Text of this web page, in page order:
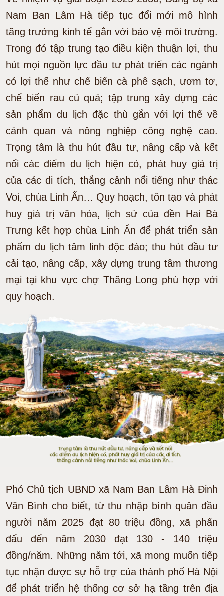
Nam Ban Lâm Hà tiếp tục đổi mới mô hình
tăng trưởng kinh tế gắn với bảo vệ môi trường.
Trong đó tập trung tạo điều kiện thuận lợi, thu
hút mọi nguồn lực đầu tư phát triển các ngành
có lợi thế như chế biến cà phê sạch, ươm tơ,
chế biến rau củ quả; tập trung xây dựng các
sản phẩm du lịch đặc thù gắn với lợi thế về
cảnh quan và nông nghiệp công nghệ cao.
Trọng tâm là thu hút đầu tư, nâng cấp và kết
nối các điểm du lịch hiện có, phát huy giá trị
của các di tích, thắng cảnh nổi tiếng như thác
Voi, chùa Linh Ẩn… Quy hoạch, tôn tạo và phát
huy giá trị văn hóa, lịch sử của đền Hai Bà
Trưng kết hợp chùa Linh Ẩn để phát triển sản
phẩm du lịch tâm linh độc đáo; thu hút đầu tư
cải tạo, nâng cấp, xây dựng trung tâm thương
mại tại khu vực chợ Thăng Long phù hợp với
quy hoạch.
Phó Chủ tịch UBND xã Nam Ban Lâm Hà Đinh
Văn Bình cho biết, từ thu nhập bình quân đầu
người năm 2025 đạt 80 triệu đồng, xã phấn
đấu đến năm 2030 đạt 130 - 140 triệu
đồng/năm. Những năm tới, xã mong muốn tiếp
tục nhận được sự hỗ trợ của thành phố Hà Nội
để phát triển hệ thống cơ sở hạ tầng trên địa